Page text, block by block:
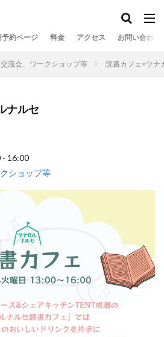
予約ページ 料金 アクセス お問い合わせ
交流会、ワークショップ等 読書カフェ×ツナ
ナルセ
- 16:00
ショップ等